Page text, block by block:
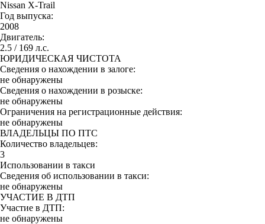
Nissan X-Trail
Год выпуска:
2008
Двигатель:
2.5 / 169 л.с.
ЮРИДИЧЕСКАЯ ЧИСТОТА
Сведения о нахождении в залоге:
не обнаружены
Сведения о нахождении в розыске:
не обнаружены
Ограничения на регистрационные действия:
не обнаружены
ВЛАДЕЛЬЦЫ ПО ПТС
Количество владельцев:
3
Использовании в такси
Сведения об использовании в такси:
не обнаружены
УЧАСТИЕ В ДТП
Участие в ДТП:
не обнаружены